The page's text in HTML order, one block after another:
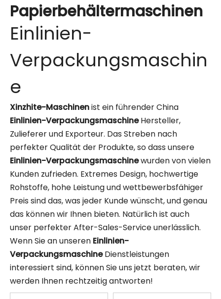
Papierbehältermaschinen
Einlinien-
Verpackungsmaschin
e
Xinzhite-Maschinenist ein führender China
Einlinien-VerpackungsmaschineHersteller,
Zulieferer und Exporteur. Das Streben nach
perfekter Qualität der Produkte, so dass unsere
Einlinien-Verpackungsmaschinewurden von vielen
Kunden zufrieden. Extremes Design, hochwertige
Rohstoffe, hohe Leistung und wettbewerbsfähiger
Preis sind das, was jeder Kunde wünscht, und genau
das können wir Ihnen bieten. Natürlich ist auch
unser perfekter After-Sales-Service unerlässlich.
Wenn Sie an unseren Einlinien-
VerpackungsmaschineDienstleistungen
interessiert sind, können Sie uns jetzt beraten, wir
werden Ihnen rechtzeitig antworten!